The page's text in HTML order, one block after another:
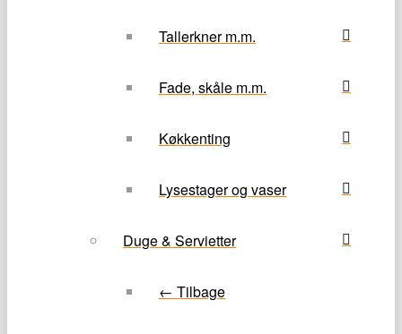
Tallerkner m.m.
Fade, skåle m.m.
Køkkenting
Lysestager og vaser
Duge & Servietter
← Tilbage